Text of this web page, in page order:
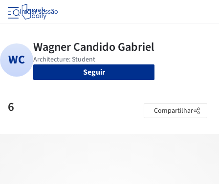
Iniciar sessão
Seguir
6 Compartilhar